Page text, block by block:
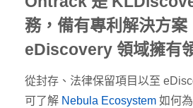
務，備有專利解決方案
eDiscovery 領域擁有
從封存、法律保留項目以至
可了解 Nebula Ecosystem 如何